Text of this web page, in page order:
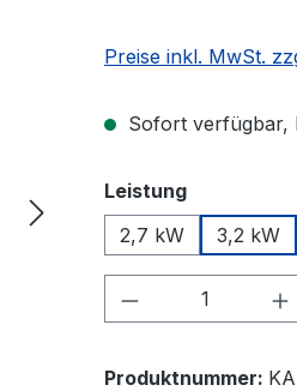
Preise inkl. MwSt.
Sofort verfügbar,
Leistungauswählen
2,7 kW
3,2 kW
Produkt
Produktnummer: